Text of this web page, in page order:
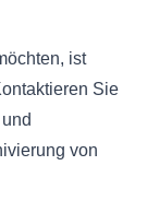
ist
Sie
von